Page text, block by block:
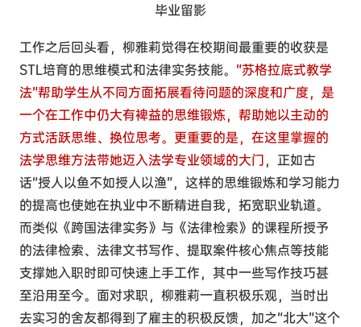
毕业留影
工作之后回头看，柳雅莉觉得在校期间最重要的收获是
STL培育的思维模式和法律实务技能。 “苏格拉底式教学
法”帮助学生从不同方面拓展看待问题的深度和广度，是
一个在工作中仍大有裨益的思维锻炼，帮助她以主动的
方式活跃思维、换位思考。更重要的是，在这里掌握的
法学思维方法带她迈入法学专业领域的大门，正如古
话“授人以鱼不如授人以渔”，这样的思维锻炼和学习能力
的提高也使她在执业中不断精进自我，拓宽职业轨道。
而类似《跨国法律实务》与《法律检索》的课程所授予
的法律检索、法律文书写作、提取案件核心焦点等技能
支撑她入职时即可快速上手工作，其中一些写作技巧甚
至沿用至今。面对求职，柳雅莉一直积极乐观，当时出
去实习的舍友都得到了雇主的积极反馈，加之“北大”这个